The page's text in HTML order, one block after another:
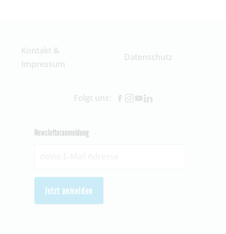
Kontakt &
Impressum
Datenschutz
Folgt uns:
Newsletteranmeldung